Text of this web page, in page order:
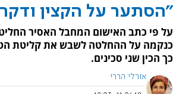
"הסתער על הקצין
על פי כתב האישום המחבל האסיר
כנקמה על ההחלטה לשבש את קליטת
כך הכין שני סכינים.
אורלי הררי